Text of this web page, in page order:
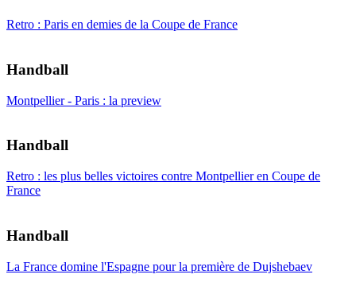
Retro : Paris en demies de la Coupe de France
Handball
Montpellier - Paris : la preview
Handball
Retro : les plus belles victoires contre Montpellier en Coupe de
France
Handball
La France domine l'Espagne pour la première de Dujshebaev